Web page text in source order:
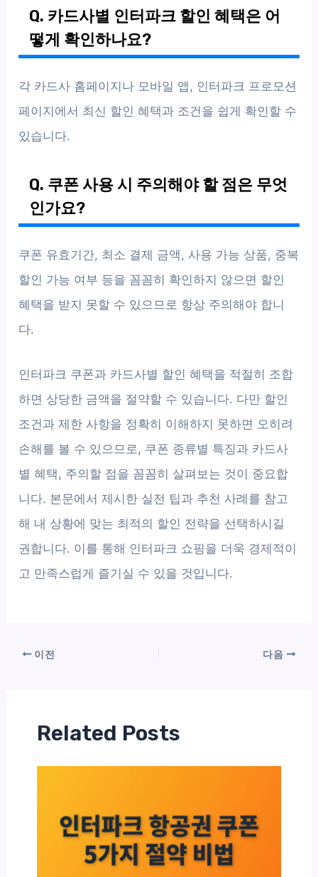
Q. 카드사별 인터파크 할인 혜택은 어
떻게 확인하나요?
각 카드사 홈페이지나 모바일 앱, 인터파크 프로모션
페이지에서 최신 할인 혜택과 조건을 쉽게 확인할 수
있습니다.
Q. 쿠폰 사용 시 주의해야 할 점은 무엇
인가요?
쿠폰 유효기간, 최소 결제 금액, 사용 가능 상품, 중복
할인 가능 여부 등을 꼼꼼히 확인하지 않으면 할인
혜택을 받지 못할 수 있으므로 항상 주의해야 합니
다.
인터파크 쿠폰과 카드사별 할인 혜택을 적절히 조합
하면 상당한 금액을 절약할 수 있습니다. 다만 할인
조건과 제한 사항을 정확히 이해하지 못하면 오히려
손해를 볼 수 있으므로, 쿠폰 종류별 특징과 카드사
별 혜택, 주의할 점을 꼼꼼히 살펴보는 것이 중요합
니다. 본문에서 제시한 실전 팁과 추천 사례를 참고
해 내 상황에 맞는 최적의 할인 전략을 선택하시길
권합니다. 이를 통해 인터파크 쇼핑을 더욱 경제적이
고 만족스럽게 즐기실 수 있을 것입니다.
이전 다음
Related Posts